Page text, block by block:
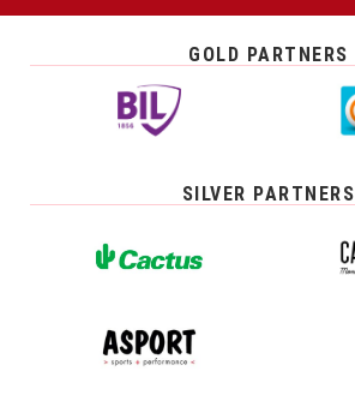
GOLD PARTNERS
SILVER PARTNERS